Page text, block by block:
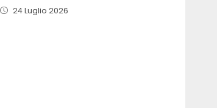
24 Luglio 2026